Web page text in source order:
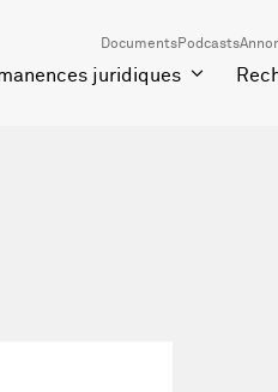
DocumentsPodcasts
juridiques